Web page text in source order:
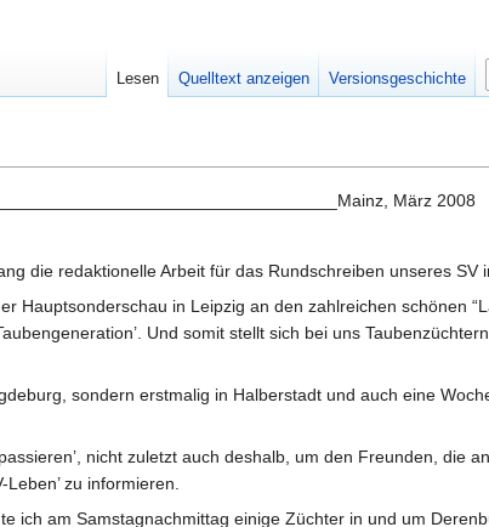
März 2008
die redaktionelle Arbeit für das Rundschreiben unseres SV
Hauptsonderschau in Leipzig an den zahlreichen schönen
Und somit stellt sich bei uns
sondern erstmalig in Halberstadt und auch eine
nicht zuletzt auch deshalb, um den Freunden, die
zu informieren.
am Samstagnachmittag einige Züchter in und um
Lesen Quelltext anzeigen Versionsgeschichte